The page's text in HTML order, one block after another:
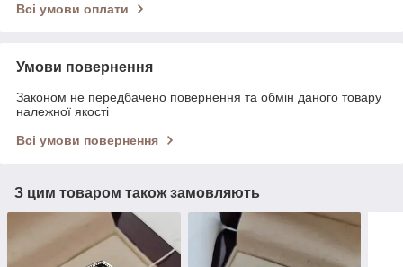
Всі умови оплати
Умови повернення
Законом не передбачено повернення та обмін даного товару
належної якості
Всі умови повернення
З цим товаром також замовляють